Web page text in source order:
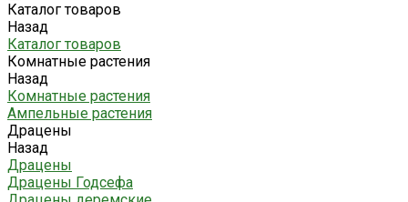
Каталог товаров
Назад
Каталог товаров
Комнатные растения
Назад
Комнатные растения
Ампельные растения
Драцены
Назад
Драцены
Драцены Годсефа